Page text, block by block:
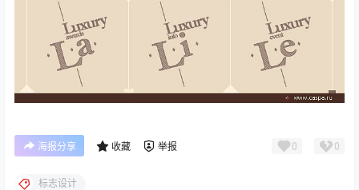
海报分享 收藏 举报 0 0
标志设计